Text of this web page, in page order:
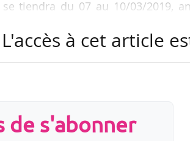
tiendra du 07 au 10/03/2019,
avec des artistes
politique mondiale croissante
L'accès à cet article
de s'abonner